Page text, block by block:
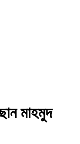
মাহমুদ